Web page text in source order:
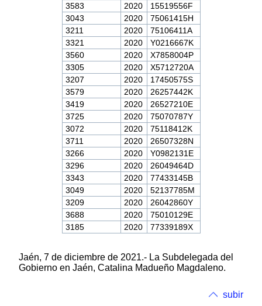
3583
2020
15519556F
3043
2020
75061415H
3211
2020
75106411A
3321
2020
Y0216667K
3560
2020
X7858004P
3305
2020
X5712720A
3207
2020
17450575S
3579
2020
26257442K
3419
2020
26527210E
3725
2020
75070787Y
3072
2020
75118412K
3711
2020
26507328N
3266
2020
Y0982131E
3296
2020
26049464D
3343
2020
77433145B
3049
2020
52137785M
3209
2020
26042860Y
3688
2020
75010129E
3185
2020 77339189X
Jaén, 7 de diciembre de 2021.- La Subdelegada del
Gobierno en Jaén, Catalina Madueño Magdaleno.
subir